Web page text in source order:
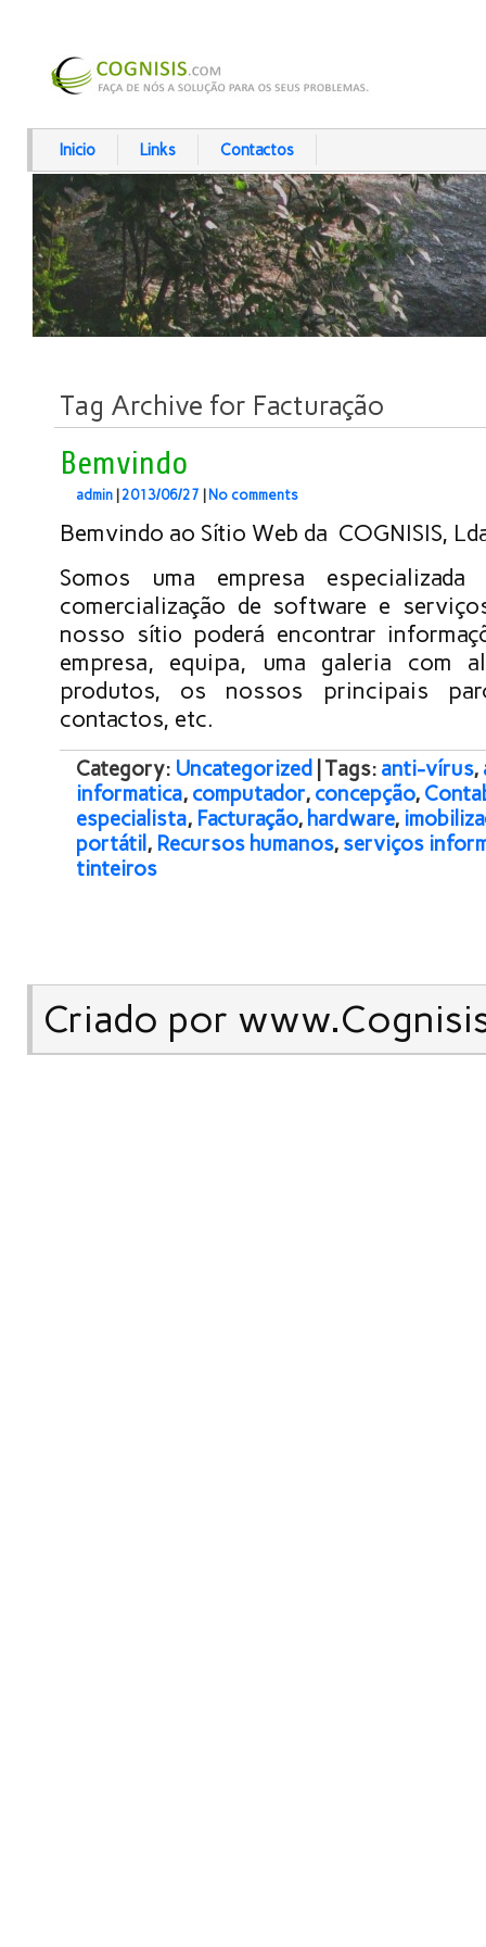
Inicio Links Contactos
Tag Archive for Facturação
Bemvindo
admin 2013/06/27 No comments
Bemvindo ao Sítio Web da COGNISIS,
Somos uma empresa
comercialização de software e
nosso sítio poderá encontrar
empresa, equipa, uma galeria com
produtos, os nossos principais
contactos, etc.
Category: Uncategorized | Tags: anti-vírus,
informatica, computador, concepção,
especialista, Facturação, hardware,
portátil , Recursos humanos, serviços
tinteiros
Criado por